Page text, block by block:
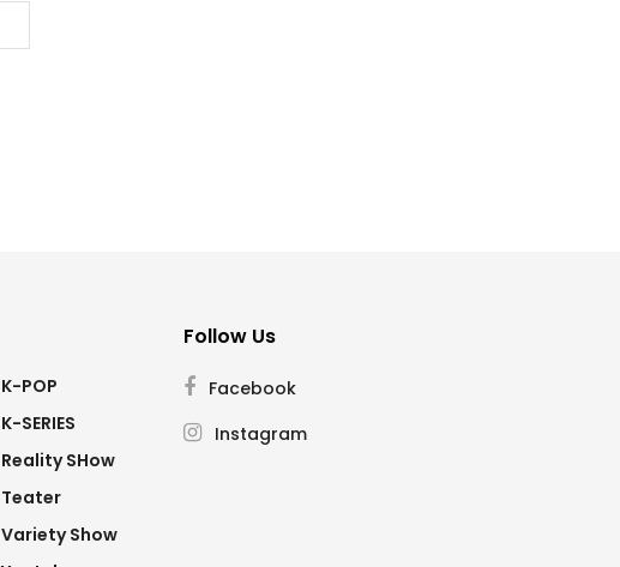
K-POP
K-SERIES
Reality SHow
Teater
Variety Show
Follow Us
Facebook
Instagram